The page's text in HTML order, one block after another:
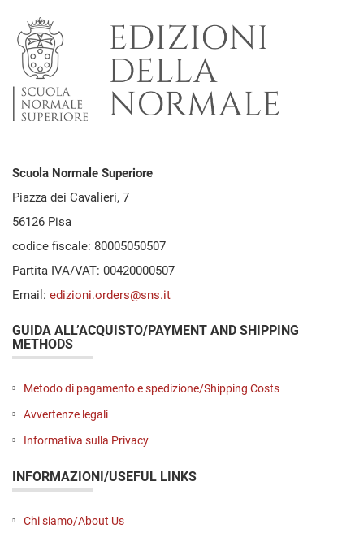
Scuola Normale Superiore
Piazza dei Cavalieri, 7
56126 Pisa
codice fiscale: 80005050507
Partita IVA/VAT: 00420000507
Email: edizioni.orders@sns.it
GUIDA ALL’ACQUISTO/PAYMENT AND SHIPPING
METHODS
Metodo di pagamento e spedizione/Shipping Costs
Avvertenze legali
Informativa sulla Privacy
INFORMAZIONI/USEFUL LINKS
Chi siamo/About Us